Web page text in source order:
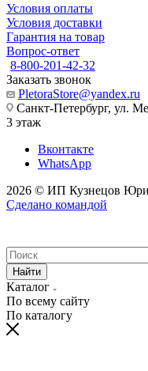
Условия оплаты
Условия доставки
Гарантия на товар
Вопрос-ответ
8-800-201-42-32
Заказать звонок
PletoraStore@yandex.ru
Санкт-Петербург, ул.
3 этаж
Вконтакте
WhatsApp
2026 © ИП Кузнецов
Сделано командой
Найти
Каталог
По всему сайту
По каталогу